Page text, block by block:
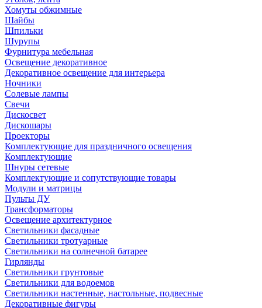
Хомуты обжимные
Шайбы
Шпильки
Шурупы
Фурнитура мебельная
Освещение декоративное
Декоративное освещение для интерьера
Ночники
Солевые лампы
Свечи
Дискосвет
Дискошары
Проекторы
Комплектующие для праздничного освещения
Комплектующие
Шнуры сетевые
Комплектующие и сопутствующие товары
Модули и матрицы
Пульты ДУ
Трансформаторы
Освещение архитектурное
Светильники фасадные
Светильники тротуарные
Светильники на солнечной батарее
Гирлянды
Светильники грунтовые
Светильники для водоемов
Светильники настенные, настольные, подвесные
Декоративные фигуры